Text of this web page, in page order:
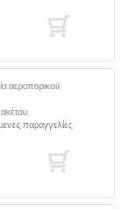
αεροπορικού
παραγγελίες